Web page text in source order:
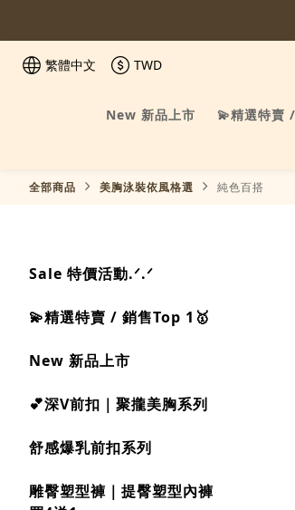
繁體中文 TWD
New 新品上市 💫精選特賣
全部商品 美胸泳裝依風格選 純色百搭
Sale 特價活動.ᐟ.ᐟ
💫精選特賣 / 銷售Top 1🥇
New 新品上市
💕深V前扣｜聚攏美胸系列
舒感爆乳前扣系列
雕臀塑型褲｜提臀塑型內褲